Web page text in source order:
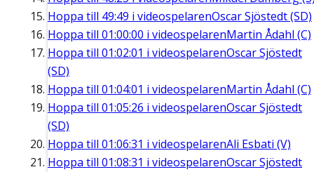
Hoppa till 49:49 i videospelarenOscar Sjöstedt (SD)
Hoppa till 01:00:00 i videospelarenMartin Ådahl (C)
Hoppa till 01:02:01 i videospelarenOscar Sjöstedt
(SD)
Hoppa till 01:04:01 i videospelarenMartin Ådahl (C)
Hoppa till 01:05:26 i videospelarenOscar Sjöstedt
(SD)
Hoppa till 01:06:31 i videospelarenAli Esbati (V)
Hoppa till 01:08:31 i videospelarenOscar Sjöstedt